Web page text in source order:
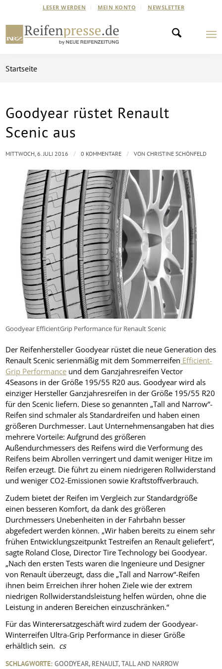
LESER WERDEN MEIN KONTO NEWSLETTER
Startseite
Goodyear rüstet Renault
Scenic aus
Goodyear EfficientGrip Performance für Renault Scenic
Der Reifenhersteller Goodyear rüstet die neue Generation des
Renault Scenic serienmäßig mit dem Sommerreifen Efficient-
Grip Performance und dem Ganzjahresreifen Vector
4Seasons in der Größe 195/55 R20 aus. Goodyear wird als
einziger Hersteller Ganzjahresreifen in der Größe 195/55 R20
für den Scenic liefern. Diese so genannten „Tall and Narrow“-
Reifen sind schmaler als Standardreifen und haben einen
größeren Durchmesser. Laut Unternehmensangaben hat dies
mehrere Vorteile: Aufgrund des größeren
Außendurchmessers des Reifens wird die Verformung des
Reifens beim Abrollen verringert und damit weniger Hitze im
Reifen erzeugt. Die führt zu einem niedrigeren Rollwiderstand
und weniger CO2-Emissionen sowie Kraftstoffverbrauch.
Zudem bietet der Reifen im Vergleich zur Standardgröße
einen besseren Komfort, da dank des größeren
Durchmessers Unebenheiten in der Fahrbahn besser
abgefedert werden können. „Wir haben bereits zu einem sehr
frühen Entwicklungszeitpunkt Testreifen an Renault geliefert“,
sagte Roland Close, Director Tire Technology bei Goodyear.
„Nach den ersten Tests waren die Ingenieure und Designer
von Renault überzeugt, dass die „Tall and Narrow“-Reifen
ihnen beim Erreichen ihrer hohen Ziele wie der extrem
niedrigen Rollwiderstandsleistung helfen würden, ohne die
Leistung in anderen Bereichen einzuschränken.“
Für das Winterersatzgeschäft wird zudem der Goodyear-
Winterreifen Ultra-Grip Performance in dieser Größe
erhältlich sein. cs
MITTWOCH, 6. JULI 2016 / 0 KOMMENTARE / VONCHRISTINE SCHÖNFELD
SCHLAGWORTE: GOODYEAR, RENAULT,TALL AND NARROW